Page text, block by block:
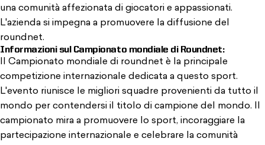
una comunità affezionata di giocatori e appassionati.
L'azienda si impegna a promuovere la diffusione del
roundnet.
Informazioni sul Campionato mondiale di Roundnet:
Il Campionato mondiale di roundnet è la principale
competizione internazionale dedicata a questo sport.
L'evento riunisce le migliori squadre provenienti da tutto il
mondo per contendersi il titolo di campione del mondo. Il
campionato mira a promuovere lo sport, incoraggiare la
partecipazione internazionale e celebrare la comunità